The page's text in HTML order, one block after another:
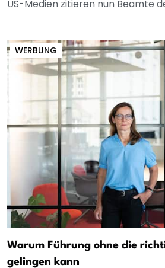
US-Medien zitieren nun Beamte
WERBUNG
Warum Führung ohne die
gelingen kann